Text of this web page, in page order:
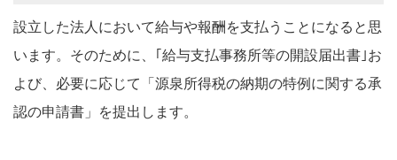
設立した法人において給与や報酬を支払うことになると思
います。そのために、｢給与支払事務所等の開設届出書｣お
よび、必要に応じて「源泉所得税の納期の特例に関する承
認の申請書」を提出します。